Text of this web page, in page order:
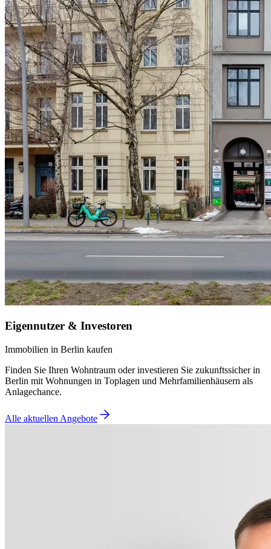
Eigennutzer & Investoren
Immobilien in Berlin kaufen
Finden Sie Ihren Wohntraum oder investieren Sie zukunftssicher in
Berlin mit Wohnungen in Toplagen und Mehrfamilienhäusern als
Anlagechance.
Alle aktuellen Angebote